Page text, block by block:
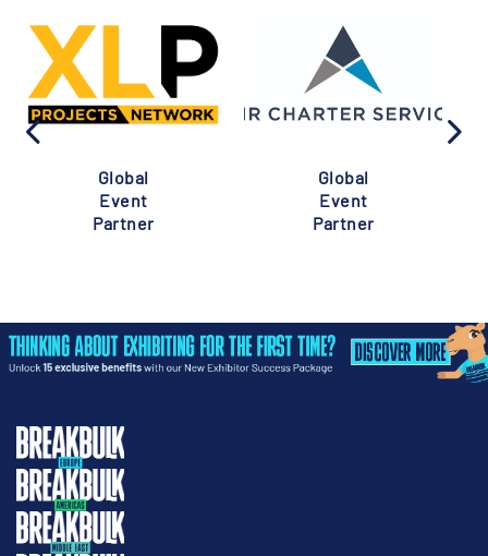
Global
Event
Partner
Global
Event
Partner